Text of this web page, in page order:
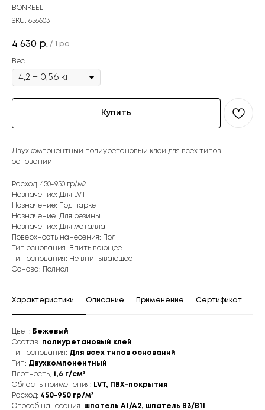
BONKEEL
SKU: 656603
4 630 р. / 1 pc
Вес
Купить
Двухкомпонентный полиуретановый клей для всех типов
оснований
Расход: 450-950 гр/м2
Назначение: Для LVT
Назначение: Под паркет
Назначение: Для резины
Назначение: Для металла
Поверхность нанесения: Пол
Тип основания: Впитывающее
Тип основания: Не впитывающее
Основа: Полиол
Характеристики Описание Применение Сертификат
Цвет: Бежевый
Состав: полиуретановый клей
Тип основания: Для всех типов оснований
Тип: Двухкомпонентный
Плотность,
1,6 г/см³
Область применения: LVТ, ПВХ-покрытия
Расход: 450-950 гр/м²
Способ нанесения: шпатель А1/А2, шпатель В3/В11